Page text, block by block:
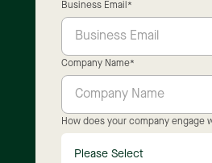
Business Email *
Company Name*
How does your company engage